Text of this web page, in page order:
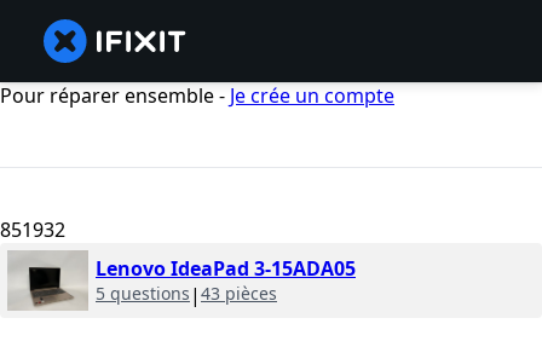
Pour réparer ensemble - Je crée un compte
851932
Lenovo IdeaPad 3-15ADA05
5 questions | 43 pièces